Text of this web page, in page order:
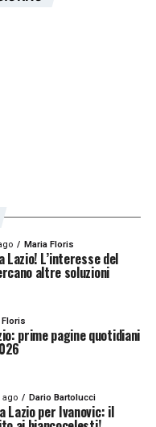
con
pagine
qualora la
optare per un
al termine del
allo stato
è quella più
Sarri
Maria Floris
Lazio! L’interesse del
altre soluzioni
Floris
prime pagine quotidiani
ago Dario Bartolucci
Lazio per Ivanovic: il